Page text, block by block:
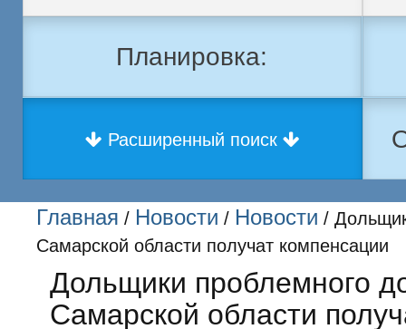
Планировка:
Расширенный поиск
Главная / Новости / Новости /
Самарской области получат компенсации
Дольщики проблемного
Самарской области